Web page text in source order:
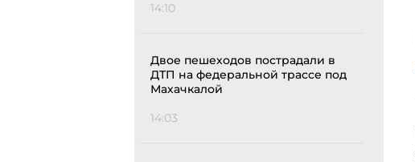
14:10
Двое пешеходов пострадали в
ДТП на федеральной трассе под
Махачкалой
14:03